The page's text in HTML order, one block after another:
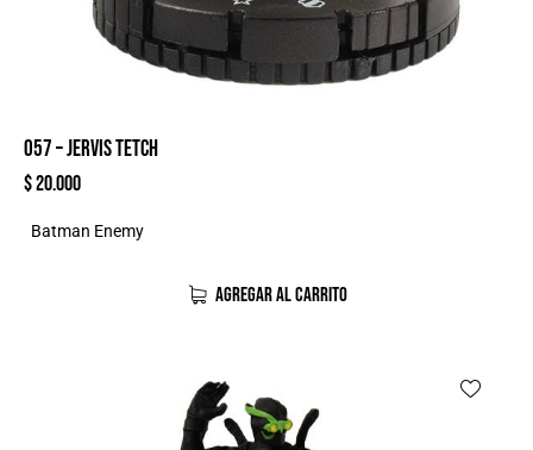
057 – JERVIS TETCH
$20.000
Batman Enemy
AGREGAR AL CARRITO